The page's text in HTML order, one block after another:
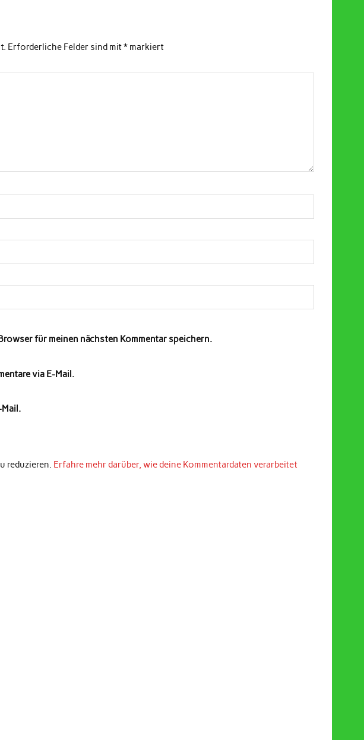
Erforderliche Felder sind mit* markiert
für meinen nächsten Kommentar speichern.
via E-Mail.
reduzieren. Erfahre mehr darüber, wie deine Kommentardaten verarbeitet